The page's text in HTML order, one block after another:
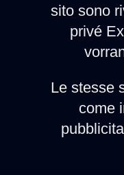
sito sono
privé
Le stesse
come